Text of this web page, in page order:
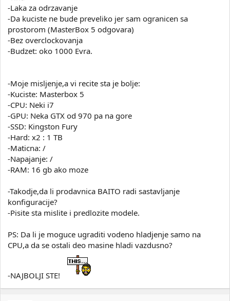
-Laka za odrzavanje
-Da kuciste ne bude preveliko jer sam ogranicen sa
prostorom (MasterBox 5 odgovara)
-Bez overclockovanja
-Budzet: oko 1000 Evra.
-Moje misljenje,a vi recite sta je bolje:
-Kuciste: Masterbox 5
-CPU: Neki i7
-GPU: Neka GTX od 970 pa na gore
-SSD: Kingston Fury
-Hard: x2 : 1 TB
-Maticna: /
-Napajanje: /
-RAM: 16 gb ako moze
-Takodje,da li prodavnica BAITO radi sastavljanje
konfiguracije?
-Pisite sta mislite i predlozite modele.
PS: Da li je moguce ugraditi vodeno hladjenje samo na
CPU,a da se ostali deo masine hladi vazdusno?
-NAJBOLJI STE!